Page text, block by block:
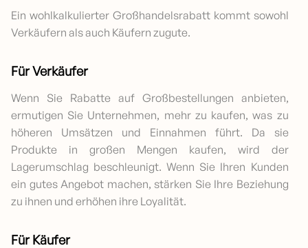
Ein wohlkalkulierter Großhandelsrabatt kommt sowohl
Verkäufern als auch Käufern zugute.
Für Verkäufer
Wenn Sie Rabatte auf Großbestellungen anbieten,
ermutigen Sie Unternehmen, mehr zu kaufen, was zu
höheren Umsätzen und Einnahmen führt. Da sie
Produkte in großen Mengen kaufen, wird der
Lagerumschlag beschleunigt. Wenn Sie Ihren Kunden
ein gutes Angebot machen, stärken Sie Ihre Beziehung
zu ihnen und erhöhen ihre Loyalität.
Für Käufer